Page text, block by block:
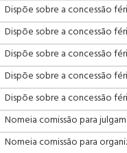
Dispõe sobre a concessão
Dispõe sobre a concessão
Dispõe sobre a concessão
Dispõe sobre a concessão
Dispõe sobre a concessão
Nomeia comissão para
Nomeia comissão para